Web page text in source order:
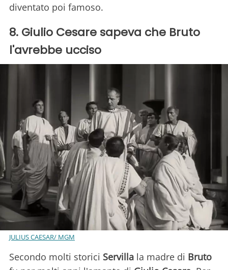
diventato poi famoso.
8. Giulio Cesare sapeva che Bruto
l'avrebbe ucciso
JULIUS CAESAR/ MGM
Secondo molti storici Servilla la madre di Bruto